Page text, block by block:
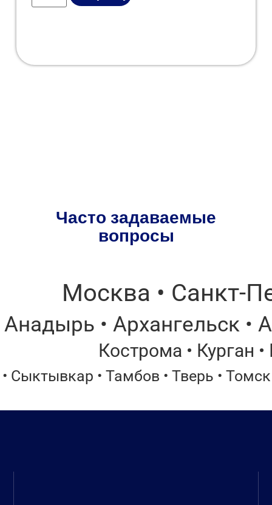
Часто задаваемые
вопросы
Москва • Санкт-
• Архангельск •
Кострома • Курган
Сыктывкар • Тамбов • Тверь •